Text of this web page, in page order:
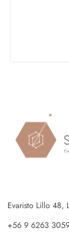
Evaristo Lillo 48,
+56 9 6263